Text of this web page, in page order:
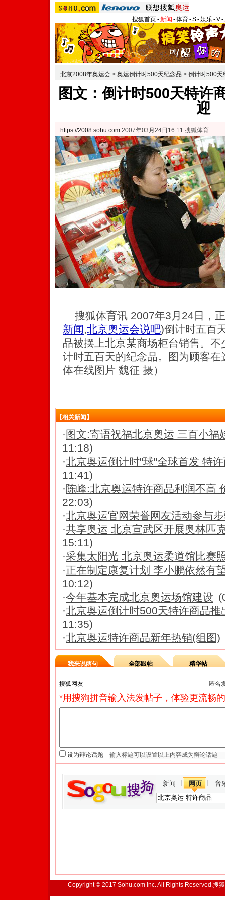
搜狐首页-新闻 -体育-S-娱乐-V-
北京2008年奥运会 > 奥运倒计时500天纪念品 > 倒计时500天
图文：倒计时500天特许
迎
https://2008.sohu.com 2007年03月24日16:11 搜狐体育
搜狐体育讯 2007年3月24日，
新闻,北京奥运会说吧)倒计时五百
品被摆上北京某商场柜台销售。
计时五百天的纪念品。图为顾客
体在线图片 魏征 摄）
【相关新闻】
· 图文:寄语祝福北京奥运 三百小福
11:18)
·北京奥运倒计时"球"全球首发 特
11:41)
·陈峰:北京奥运特许商品利润不高
22:03)
·北京奥运官网荣誉网友活动参与
·共享奥运 北京宣武区开展奥林匹
15:11)
·采集太阳光 北京奥运柔道馆比赛
·正在制定康复计划 李小鹏依然有
10:12)
·今年基本完成北京奥运场馆建设
·北京奥运倒计时500天特许商品推
11:35)
·北京奥运特许商品新年热销(组图)
我来说两句 全部跟帖 精华帖
匿名
*用搜狗拼音输入法发帖子，体验更流畅
设为辩论话题
新闻 网页 音
Copyright © 2017 Sohu.com Inc. All Rights Reserved.搜